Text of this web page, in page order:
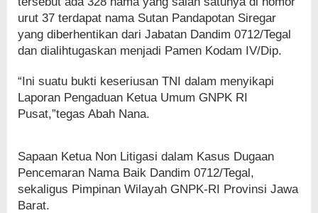
urut 37 terdapat nama Sutan Pandapotan Siregar
yang diberhentikan dari Jabatan Dandim 0712/Tegal
dan dialihtugaskan menjadi Pamen Kodam IV/Dip.
“Ini suatu bukti keseriusan TNI dalam menyikapi
Laporan Pengaduan Ketua Umum GNPK RI
Pusat,”tegas Abah Nana.
Sapaan Ketua Non Litigasi dalam Kasus Dugaan
Pencemaran Nama Baik Dandim 0712/Tegal,
sekaligus Pimpinan Wilayah GNPK-RI Provinsi Jawa
Barat.